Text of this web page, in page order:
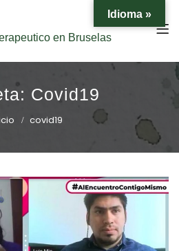
en Bruselas
Covid19
covid19
Idioma »